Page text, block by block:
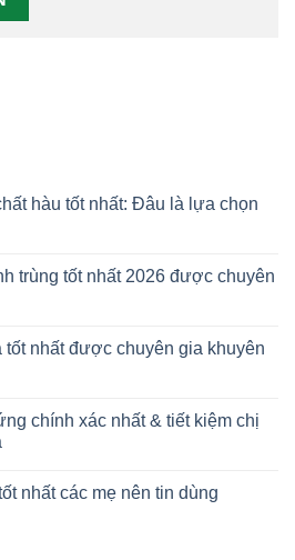
hàu tốt nhất: Đâu là lựa chọn
trùng tốt nhất 2026 được chuyên
nhất được chuyên gia khuyên
chính xác nhất & tiết kiệm chị
nhất các mẹ nên tin dùng